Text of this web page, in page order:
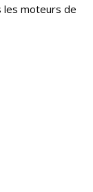
les moteurs de